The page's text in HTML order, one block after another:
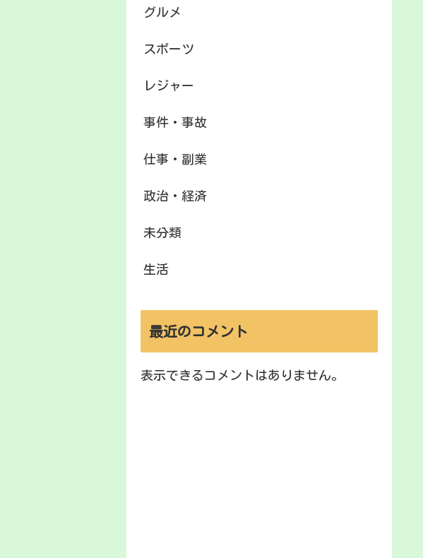
グルメ
スポーツ
レジャー
事件・事故
仕事・副業
政治・経済
未分類
生活
最近のコメント
表示できるコメントはありません。